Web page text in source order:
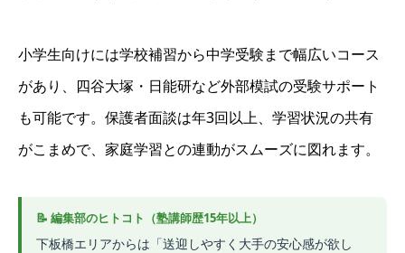
小学生向けには学校補習から中学受験まで幅広いコース
があり、四谷大塚・日能研など外部模試の受験サポート
も可能です。保護者面談は年3回以上、学習状況の共有
がこまめで、家庭学習との連動がスムーズに図れます。
下板橋エリアからは「送迎しやすく大手の安心感が欲し